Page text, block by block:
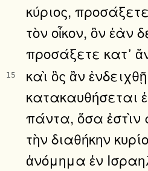
κύριος, προσάξετε
τὸν οἶκον, ὃν ἐὰν
προσάξετε κατ᾿
15
καὶ ὃς ἂν
κατακαυθήσεται
πάντα, ὅσα ἐστὶν
τὴν διαθήκην
ἀνόμημα ἐν